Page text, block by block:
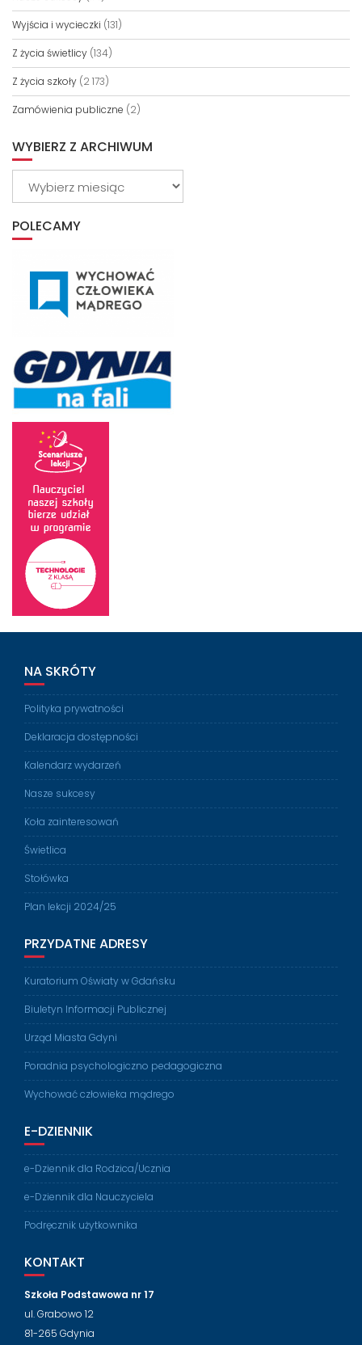
Wyjścia i wycieczki (131)
Z życia świetlicy (134)
Z życia szkoły (2 173)
Zamówienia publiczne (2)
WYBIERZ Z ARCHIWUM
POLECAMY
NA SKRÓTY
Polityka prywatności
Deklaracja dostępności
Kalendarz wydarzeń
Nasze sukcesy
Koła zainteresowań
Świetlica
Stołówka
Plan lekcji 2024/25
PRZYDATNE ADRESY
Kuratorium Oświaty w Gdańsku
Biuletyn Informacji Publicznej
Urząd Miasta Gdyni
Poradnia psychologiczno pedagogiczna
Wychować człowieka mądrego
E-DZIENNIK
e-Dziennik dla Rodzica/Ucznia
e-Dziennik dla Nauczyciela
Podręcznik użytkownika
KONTAKT
Szkoła Podstawowa nr 17
ul. Grabowo 12
81-265 Gdynia